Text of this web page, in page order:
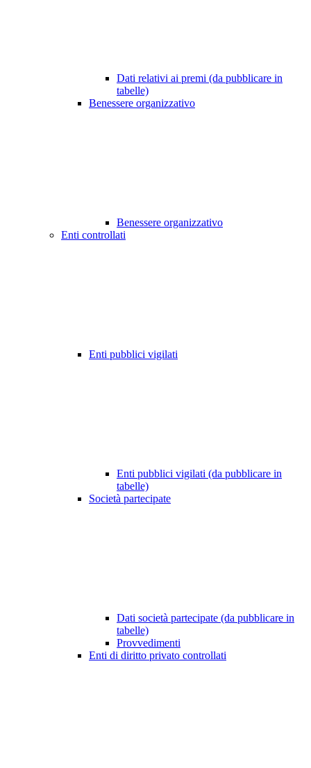
Dati relativi ai premi (da pubblicare in
tabelle)
Benessere organizzativo
Benessere organizzativo
Enti controllati
Enti pubblici vigilati
Enti pubblici vigilati (da pubblicare in
tabelle)
Società partecipate
Dati società partecipate (da pubblicare in
tabelle)
Provvedimenti
Enti di diritto privato controllati